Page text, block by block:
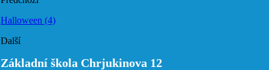
Halloween (4)
Další
Základní škola Chrjukinova 12